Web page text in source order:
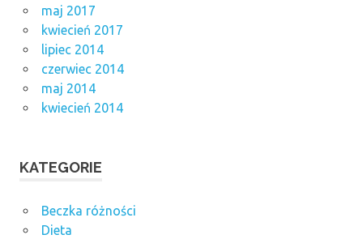
maj 2017
kwiecień 2017
lipiec 2014
czerwiec 2014
maj 2014
kwiecień 2014
KATEGORIE
Beczka różności
Dieta